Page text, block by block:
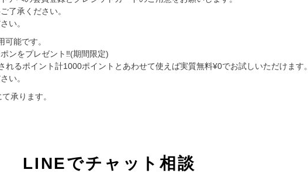
了承ください。
い。
能です。
ンをプレゼント‼︎(期間限定)
るポイント計1000ポイントとあわせて使えば実質無料¥0でお試しいただけます。
い。
承ります。
LINEでチャット相談